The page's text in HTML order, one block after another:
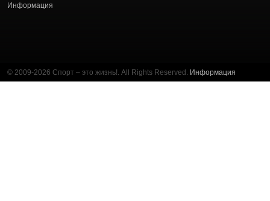
Информация
© 2009-2026 Спорт – это жизнь!. All Rights Reserved. Информация